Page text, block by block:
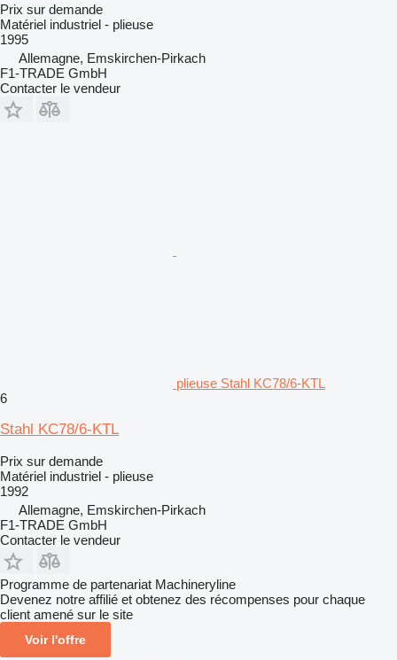
Prix sur demande
Matériel industriel - plieuse
1995
Allemagne, Emskirchen-Pirkach
F1-TRADE GmbH
Contacter le vendeur
plieuse Stahl KC78/6-KTL
6
Stahl KC78/6-KTL
Prix sur demande
Matériel industriel - plieuse
1992
Allemagne, Emskirchen-Pirkach
F1-TRADE GmbH
Contacter le vendeur
Programme de partenariat Machineryline
Devenez notre affilié et obtenez des récompenses pour chaque
client amené sur le site
Voir l'offre